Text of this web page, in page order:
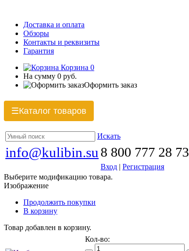
Доставка и оплата
Обзоры
Контакты и реквизиты
Гарантия
Корзина 0
На сумму 0 руб.
Оформить заказ
☰Каталог товаров
Искать
info@kulibin.su 8 800 777 28 73
Вход | Регистрация
Выберите модификацию товара.
Изображение
Продолжить покупки
В корзину
Товар добавлен в корзину.
Кол-во: